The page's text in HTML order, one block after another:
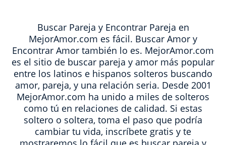
Buscar Pareja y Encontrar Pareja en
MejorAmor.com es fácil. Buscar Amor y
Encontrar Amor también lo es. MejorAmor.com
es el sitio de buscar pareja y amor más popular
entre los latinos e hispanos solteros buscando
amor, pareja, y una relación seria. Desde 2001
MejorAmor.com ha unido a miles de solteros
como tú en relaciones de calidad. Si estas
soltero o soltera, toma el paso que podría
cambiar tu vida, inscríbete gratis y te